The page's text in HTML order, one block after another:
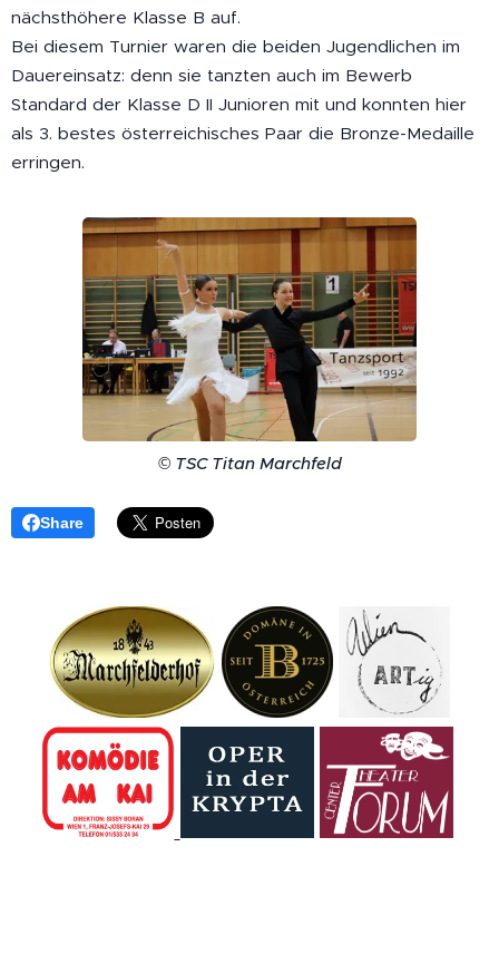
nächsthöhere Klasse B auf.
Bei diesem Turnier waren die beiden Jugendlichen im
Dauereinsatz: denn sie tanzten auch im Bewerb
Standard der Klasse D II Junioren mit und konnten hier
als 3. bestes österreichisches Paar die Bronze-Medaille
erringen.
© TSC Titan Marchfeld
Share